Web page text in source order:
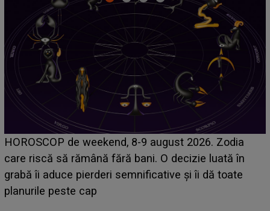
Emanuel a ținut ACEST DETALIU ASCUNS până
acum! În fața Alexandrei, concurentul din Casa Iubirii
face o MĂRTURISIRE NEAȘTEPTATĂ despre mama
sa: "I-am spus și ei în față, eu nu te iubesc pentru